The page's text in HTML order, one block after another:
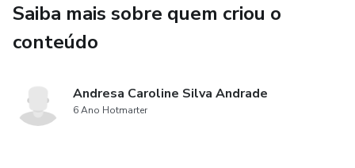
Saiba mais sobre quem criou o
conteúdo
Andresa Caroline Silva Andrade
6 Ano Hotmarter